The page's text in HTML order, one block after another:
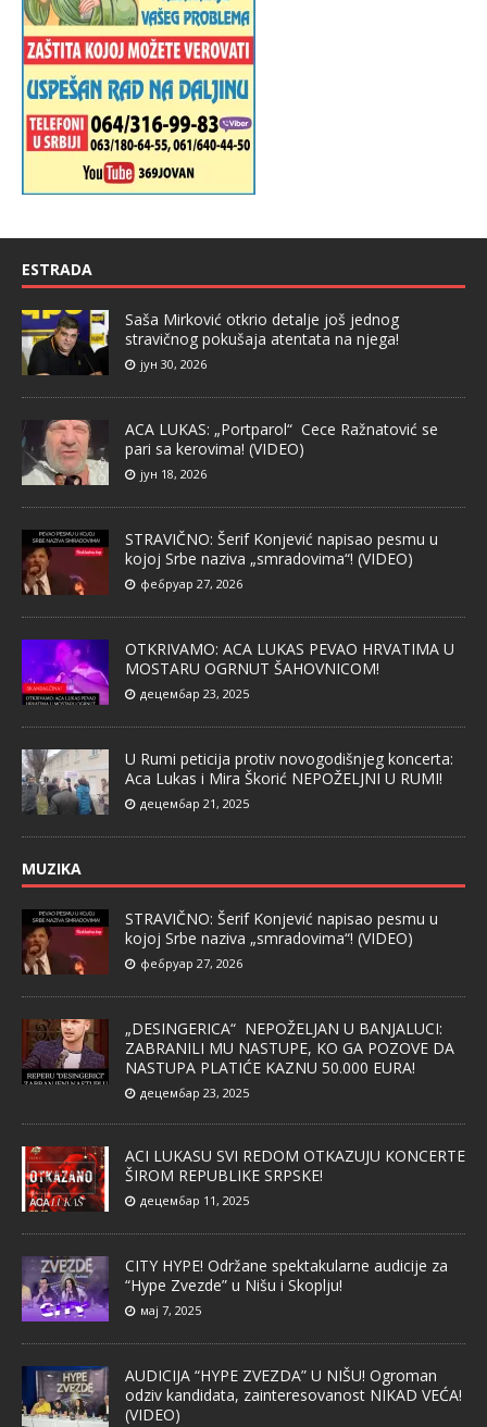
ESTRADA
Saša Mirković otkrio detalje još jednog
stravičnog pokušaja atentata na njega!
јун 30, 2026
ACA LUKAS: „Portparol“ Cece Ražnatović se
pari sa kerovima! (VIDEO)
јун 18, 2026
STRAVIČNO: Šerif Konjević napisao pesmu u
kojoj Srbe naziva „smradovima“! (VIDEO)
фебруар 27, 2026
OTKRIVAMO: ACA LUKAS PEVAO HRVATIMA U
MOSTARU OGRNUT ŠAHOVNICOM!
децембар 23, 2025
U Rumi peticija protiv novogodišnjeg koncerta:
Aca Lukas i Mira Škorić NEPOŽELJNI U RUMI!
децембар 21, 2025
MUZIKA
STRAVIČNO: Šerif Konjević napisao pesmu u
kojoj Srbe naziva „smradovima“! (VIDEO)
фебруар 27, 2026
„DESINGERICA“ NEPOŽELJAN U BANJALUCI:
ZABRANILI MU NASTUPE, KO GA POZOVE DA
NASTUPA PLATIĆE KAZNU 50.000 EURA!
децембар 23, 2025
ACI LUKASU SVI REDOM OTKAZUJU KONCERTE
ŠIROM REPUBLIKE SRPSKE!
децембар 11, 2025
CITY HYPE! Održane spektakularne audicije za
“Hype Zvezde” u Nišu i Skoplju!
мај 7, 2025
AUDICIJA “HYPE ZVEZDA” U NIŠU! Ogroman
odziv kandidata, zainteresovanost NIKAD VEĆA!
(VIDEO)